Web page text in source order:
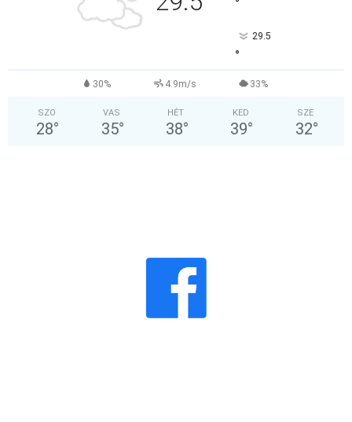
°
29.5
°
30% 4.9m/s 33%
SZO
28°
VAS
35°
HÉT
38°
KED
39°
SZE
32°